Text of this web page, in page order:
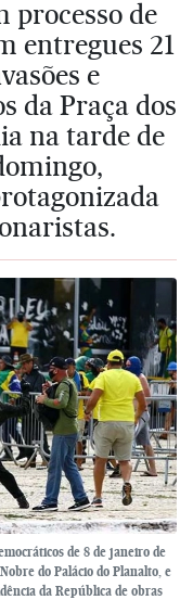
processo de
entregues 21
e
da Praça dos
na tarde de
de 8 de janeiro de
do Palácio do Planalto, e
da República de obras